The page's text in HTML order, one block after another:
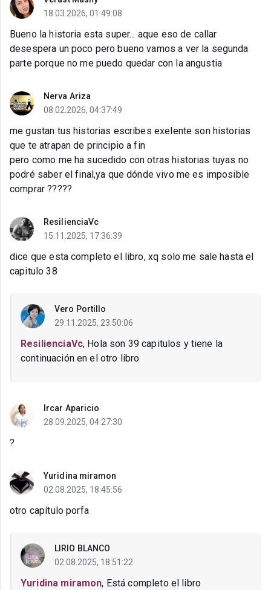
18.03.2026, 01:49:08
Bueno la historia esta super... aque eso de callar
desespera un poco pero bueno vamos a ver la segunda
parte porque no me puedo quedar con la angustia
Nerva Ariza
08.02.2026, 04:37:49
me gustan tus historias escribes exelente son historias
que te atrapan de principio a fin
pero como me ha sucedido con otras historias tuyas no
podré saber el final,ya que dónde vivo me es imposible
comprar ?????
ResilienciaVc
15.11.2025, 17:36:39
dice que esta completo el libro, xq solo me sale hasta el
capitulo 38
Vero Portillo
29.11.2025, 23:50:06
ResilienciaVc, Hola son 39 capitulos y tiene la
continuación en el otro libro
Ircar Aparicio
28.09.2025, 04:27:30
?
Yuridina miramon
02.08.2025, 18:45:56
otro capítulo porfa
LIRIO BLANCO
02.08.2025, 18:51:22
Yuridina miramon, Está completo el libro